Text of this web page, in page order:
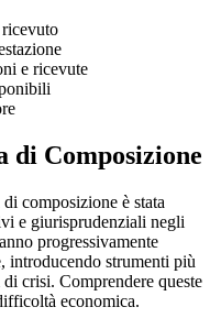
e ricevute
di Composizione
composizione è stata
e giurisprudenziali negli
progressivamente
introducendo strumenti più
crisi. Comprendere queste
economica.